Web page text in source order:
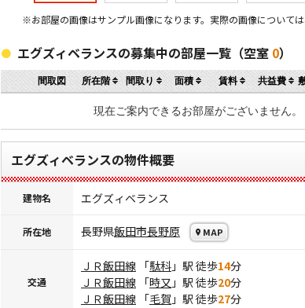
※お部屋の画像はサンプル画像になります。実際の画像について
エグズィベランスの募集中の部屋一覧（空室 0）
間取図 所在階 間取り 面積 賃料 共益費
現在ご案内できるお部屋がございません。
エグズィベランスの物件概要
建物名 エグズィベランス
所在地 長野県飯田市長野原 MAP
交通
ＪＲ飯田線 「駄科 」駅 徒歩14分
ＪＲ飯田線 「時又 」駅 徒歩20分
ＪＲ飯田線 「毛賀 」駅 徒歩27分